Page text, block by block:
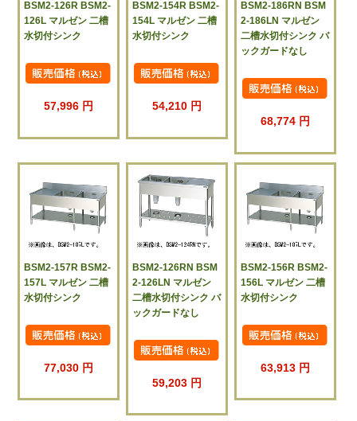
BSM2-126R BSM2-
126L マルゼン 二槽
水切付シンク
57,996 円
BSM2-154R BSM2-
154L マルゼン 二槽
水切付シンク
54,210 円
BSM2-186RN BSM
2-186LN マルゼン
二槽水切付シンク バ
ックガードなし
68,774 円
BSM2-157R BSM2-
157L マルゼン 二槽
水切付シンク
77,030 円
BSM2-126RN BSM
2-126LN マルゼン
二槽水切付シンク バ
ックガードなし
59,203 円
BSM2-156R BSM2-
156L マルゼン 二槽
水切付シンク
63,913 円